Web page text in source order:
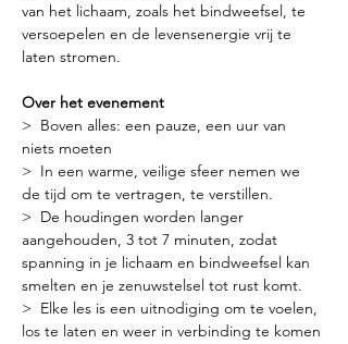
van het lichaam, zoals het bindweefsel, te
versoepelen en de levensenergie vrij te
laten stromen.
Over het evenement
>  Boven alles: een pauze, een uur van
niets moeten
>  In een warme, veilige sfeer nemen we
de tijd om te vertragen, te verstillen.
>  De houdingen worden langer
aangehouden, 3 tot 7 minuten, zodat
spanning in je lichaam en bindweefsel kan
smelten en je zenuwstelsel tot rust komt.
>  Elke les is een uitnodiging om te voelen,
los te laten en weer in verbinding te komen